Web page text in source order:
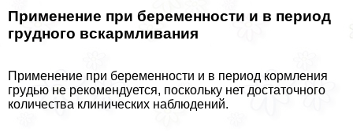
Применение при беременности и в период
грудного вскармливания
Применение при беременности и в период кормления
гpyдью не рекомендуется, поскольку нет достаточного
количества клинических наблюдений.